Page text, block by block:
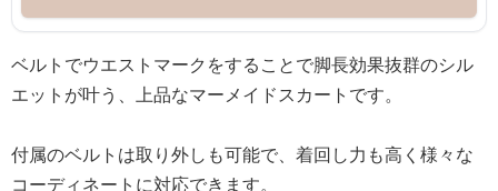
ベルトでウエストマークをすることで脚長効果抜群のシル
エットが叶う、上品なマーメイドスカートです。
付属のベルトは取り外しも可能で、着回し力も高く様々な
コーディネートに対応できます。